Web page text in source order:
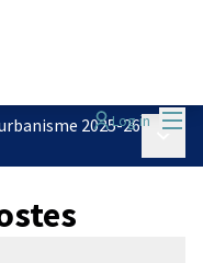
Log in
2025-26
Main